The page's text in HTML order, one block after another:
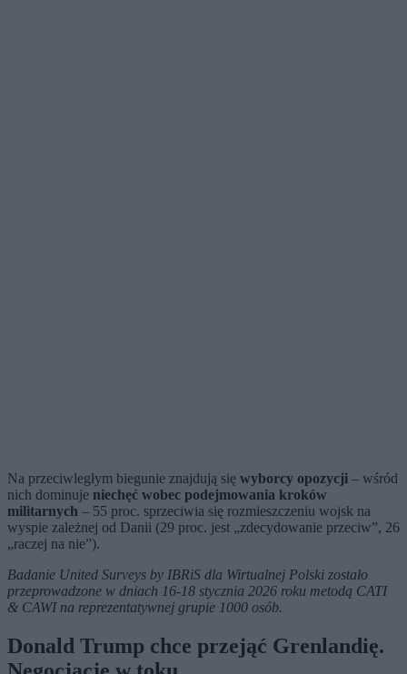
Na przeciwległym biegunie znajdują się wyborcy opozycji – wśród
nich dominuje niechęć wobec podejmowania kroków
militarnych – 55 proc. sprzeciwia się rozmieszczeniu wojsk na
wyspie zależnej od Danii (29 proc. jest „zdecydowanie przeciw”, 26
„raczej na nie”).
Badanie United Surveys by IBRiS dla Wirtualnej Polski zostało
przeprowadzone w dniach 16-18 stycznia 2026 roku metodą CATI
& CAWI na reprezentatywnej grupie 1000 osób.
Donald Trump chce przejąć Grenlandię.